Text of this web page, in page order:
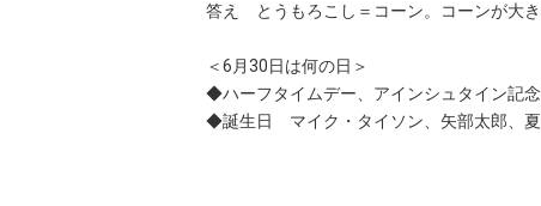
答え とうもろこし＝コーン。コーンが大
＜6月30日は何の日＞
◆ハーフタイムデー、アインシュタイン記
◆誕生日 マイク・タイソン、矢部太郎、夏